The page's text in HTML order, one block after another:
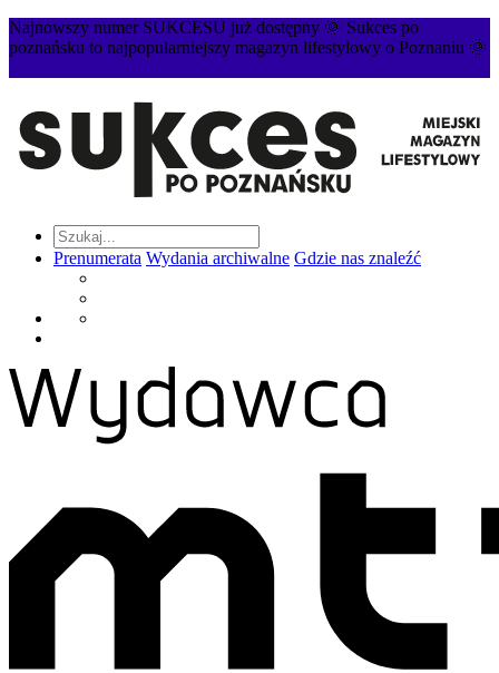
Najnowszy numer SUKCESU już dostępny 🌞 Sukces po
poznańsku to najpopularniejszy magazyn lifestylowy o Poznaniu 🌞
Prenumerata Wydania archiwalne Gdzie nas znaleźć